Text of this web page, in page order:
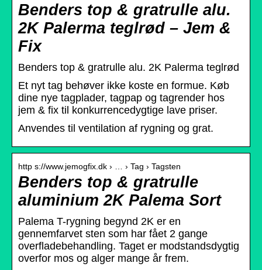
Benders top & gratrulle alu.
2K Palerma teglrød – Jem &
Fix
Benders top & gratrulle alu. 2K Palerma teglrød
Et nyt tag behøver ikke koste en formue. Køb
dine nye tagplader, tagpap og tagrender hos
jem & fix til konkurrencedygtige lave priser.
Anvendes til ventilation af rygning og grat.
http s://www.jemogfix.dk › … › Tag › Tagsten
Benders top & gratrulle
aluminium 2K Palema Sort
Palema T-rygning begynd 2K er en
gennemfarvet sten som har fået 2 gange
overfladebehandling. Taget er modstandsdygtig
overfor mos og alger mange år frem.